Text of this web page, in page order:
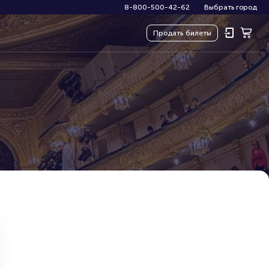
8-800-500-42-62 Выбрать город
Продать билеты